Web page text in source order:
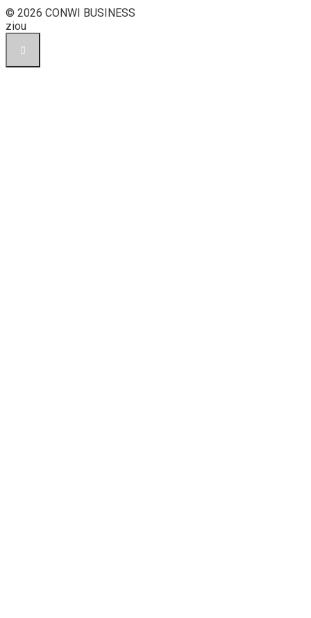
© 2026 CONWI BUSINESS
ziou